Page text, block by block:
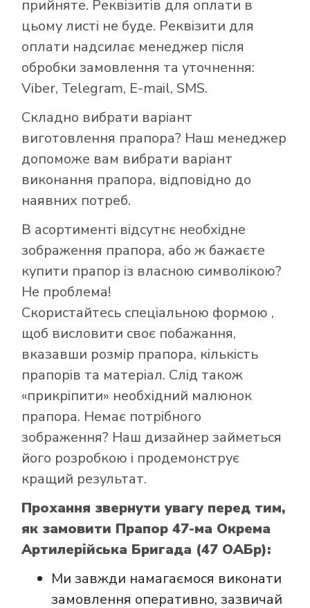
прийняте. Реквізитів для оплати в
цьому листі не буде. Реквізити для
оплати надсилає менеджер після
обробки замовлення та уточнення:
Viber, Telegram, E-mail, SMS.
Складно вибрати варіант
виготовлення прапора? Наш менеджер
допоможе вам вибрати варіант
виконання прапора, відповідно до
наявних потреб.
В асортименті відсутнє необхідне
зображення прапора, або ж бажаєте
купити прапор із власною символікою?
Не проблема!
Скористайтесь спеціальною формою ,
щоб висловити своє побажання,
вказавши розмір прапора, кількість
прапорів та матеріал. Слід також
«прикріпити» необхідний малюнок
прапора. Немає потрібного
зображення? Наш дизайнер займеться
його розробкою і продемонструє
кращий результат.
Прохання звернути увагу перед тим,
як замовити Прапор 47-ма Окрема
Артилерійська Бригада (47 ОАБр):
Ми завжди намагаємося виконати
замовлення оперативно, зазвичай
Як купити прапор
в інтернет-
магазині Лакор: